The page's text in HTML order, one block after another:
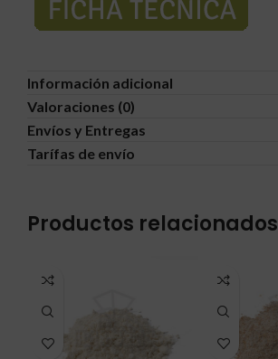
Información adicional
Valoraciones (0)
Envíos y Entregas
Tarífas de envío
Productos relacionados